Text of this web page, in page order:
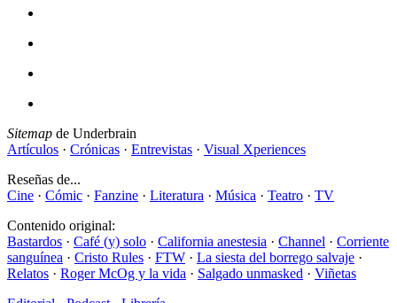
Sitemap de Underbrain
Artículos · Crónicas · Entrevistas · Visual Xperiences
Reseñas de...
Cine · Cómic · Fanzine · Literatura · Música · Teatro · TV
Contenido original:
Bastardos · Café (y) solo · California anestesia · Channel · Corriente
sanguínea · Cristo Rules · FTW · La siesta del borrego salvaje ·
Relatos · Roger McOg y la vida · Salgado unmasked · Viñetas